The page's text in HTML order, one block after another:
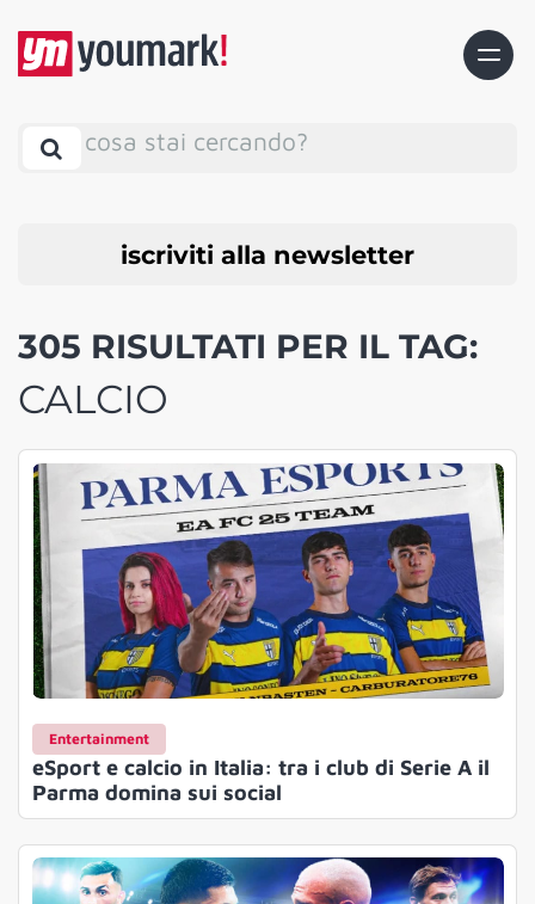
cosa stai cercando?
iscriviti alla newsletter
305 RISULTATI PER IL TAG:
CALCIO
Entertainment
eSport e calcio in Italia: tra i club di Serie A il
Parma domina sui social